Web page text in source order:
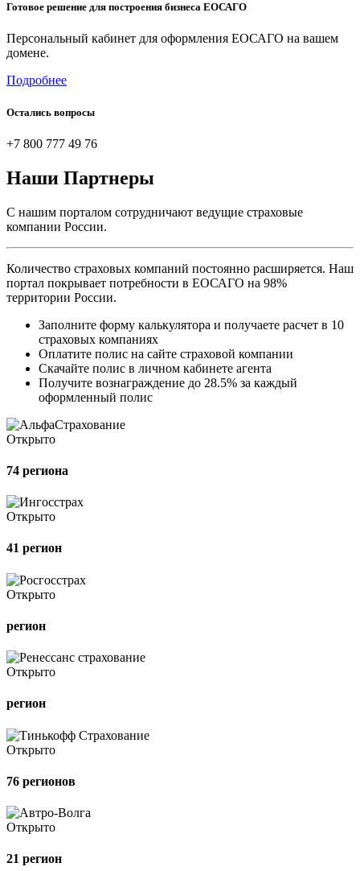
Готовое решение для построения бизнеса ЕОСАГО
Персональный кабинет для оформления ЕОСАГО на вашем
домене.
Подробнее
Остались вопросы
+7 800 777 49 76
Наши Партнеры
С нашим порталом сотрудничают ведущие страховые
компании России.
Количество страховых компаний постоянно расширяется. Наш
портал покрывает потребности в ЕОСАГО на 98%
территории России.
Заполните форму калькулятора и получаете расчет в 10
страховых компаниях
Оплатите полис на сайте страховой компании
Скачайте полис в личном кабинете агента
Получите вознаграждение до 28.5% за каждый
оформленный полис
Открыто
74 региона
Открыто
41 регион
Открыто
регион
Открыто
регион
Открыто
76 регионов
Открыто
21 регион